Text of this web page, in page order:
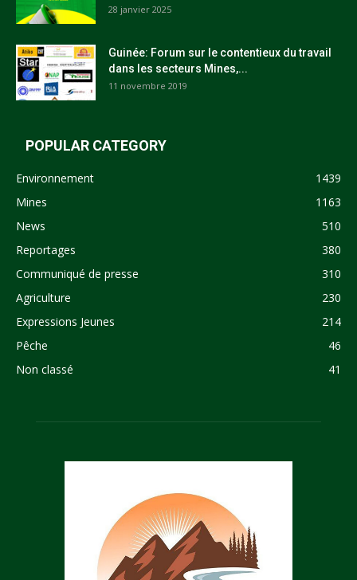
28 janvier 2025
Guinée: Forum sur le contentieux du travail
dans les secteurs Mines,...
11 novembre 2019
POPULAR CATEGORY
Environnement
1439
Mines
1163
News
510
Reportages
380
Communiqué de presse
310
Agriculture
230
Expressions Jeunes
214
Pêche
46
Non classé
41